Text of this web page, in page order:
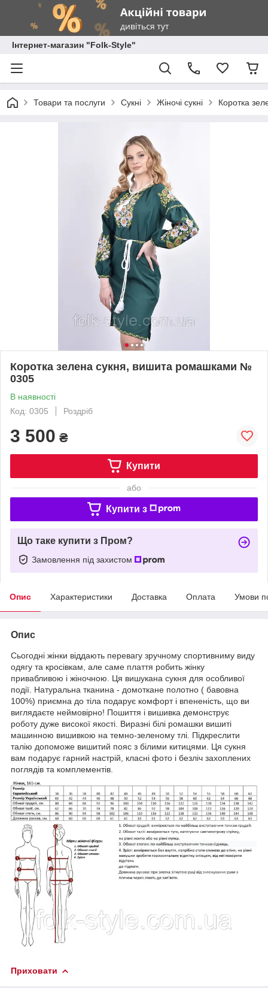
Інтернет-магазин "Folk-Style"
Товари та послуги Сукні Жіночі сукні Коротка
Коротка зелена сукня, вишита ромашками №
0305
В наявності
Код: 0305
Роздріб
3 500 ₴
Купити
або
Купити з
Що таке купити з Пром?
Замовлення під захистом
Опис Характеристики Доставка Оплата Умови
Опис
Сьогодні жінки віддають перевагу зручному спортивниму виду
одягу та кросівкам, але саме плаття робить жінку
привабливою і жіночною. Ця вишукана сукня для особливої
події. Натуральна тканина - домоткане полотно ( бавовна
100%) приємна до тіла подарує комфорт і впененість, що ви
виглядаєте неймовірно! Пошиття і вишивка демонструє
роботу дуже високої якості. Виразні білі ромашки вишиті
машинною вишивкою на темно-зеленому тлі. Підкреслити
талію допоможе вишитий пояс з білими китицями. Ця сукня
вам подарує гарний настрій, класні фото і безліч захоплених
поглядів та комплементів.
Приховати